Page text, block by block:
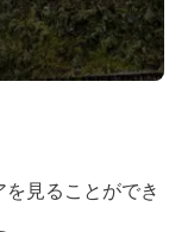
見ることができ